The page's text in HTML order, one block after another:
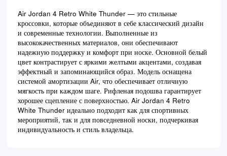
Air Jordan 4 Retro White Thunder — это стильные
кроссовки, которые объединяют в себе классический дизайн
и современные технологии. Выполненные из
высококачественных материалов, они обеспечивают
надежную поддержку и комфорт при носке. Основной белый
цвет контрастирует с яркими желтыми акцентами, создавая
эффектный и запоминающийся образ. Модель оснащена
системой амортизации Air, что обеспечивает отличную
мягкость при каждом шаге. Рифленая подошва гарантирует
хорошее сцепление с поверхностью. Air Jordan 4 Retro
White Thunder идеально подходит как для спортивных
мероприятий, так и для повседневной носки, подчеркивая
индивидуальность и стиль владельца.